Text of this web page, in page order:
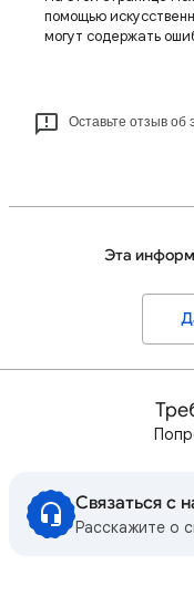
помощью
могут содержать
Оставьте отзыв об
Эта
Связаться с
Расскажите о